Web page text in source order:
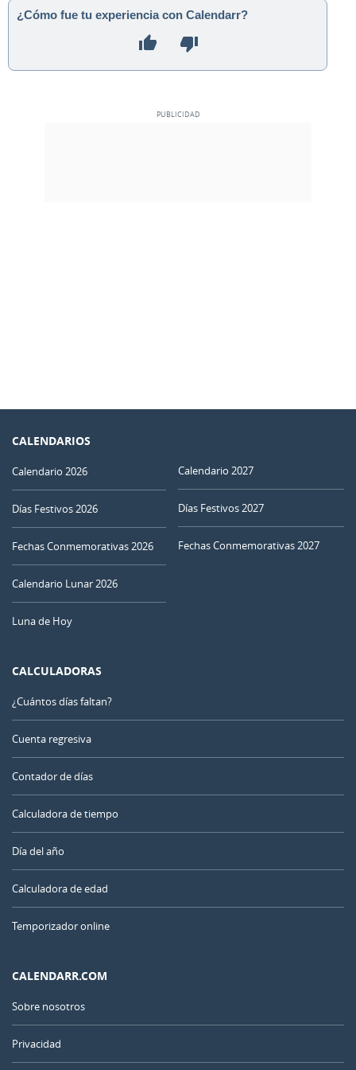
¿Cómo fue tu experiencia con Calendarr?
CALENDARIOS
Calendario 2026
Días Festivos 2026
Fechas Conmemorativas 2026
Calendario Lunar 2026
Luna de Hoy
Calendario 2027
Días Festivos 2027
Fechas Conmemorativas 2027
CALCULADORAS
¿Cuántos días faltan?
Cuenta regresiva
Contador de días
Calculadora de tiempo
Día del año
Calculadora de edad
Temporizador online
CALENDARR.COM
Sobre nosotros
Privacidad